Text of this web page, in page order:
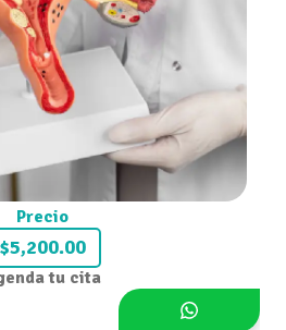
Precio
$5,200.00
tu cita